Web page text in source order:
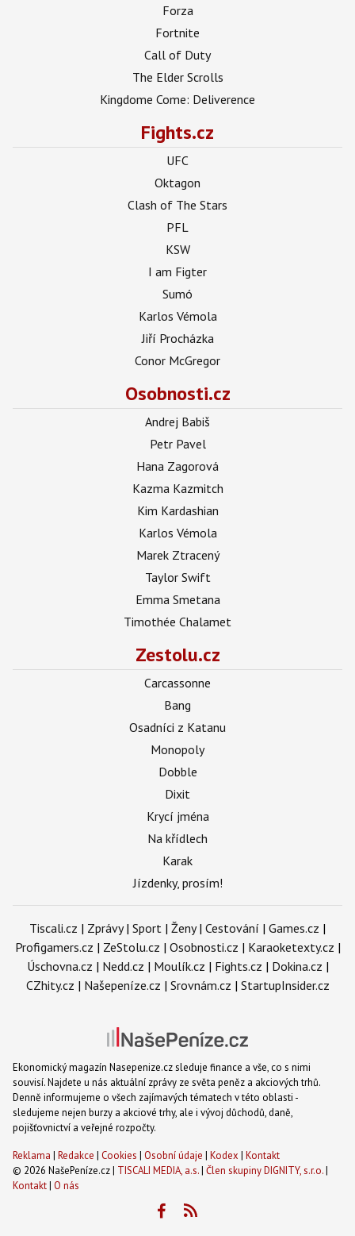
Forza
Fortnite
Call of Duty
The Elder Scrolls
Kingdome Come: Deliverence
Fights.cz
UFC
Oktagon
Clash of The Stars
PFL
KSW
I am Figter
Sumó
Karlos Vémola
Jiří Procházka
Conor McGregor
Osobnosti.cz
Andrej Babiš
Petr Pavel
Hana Zagorová
Kazma Kazmitch
Kim Kardashian
Karlos Vémola
Marek Ztracený
Taylor Swift
Emma Smetana
Timothée Chalamet
Zestolu.cz
Carcassonne
Bang
Osadníci z Katanu
Monopoly
Dobble
Dixit
Krycí jména
Na křídlech
Karak
Jízdenky, prosím!
Tiscali.cz | Zprávy| Sport | Ženy| Cestování | Games.cz |
Profigamers.cz | ZeStolu.cz | Osobnosti.cz | Karaoketexty.cz |
Úschovna.cz | Nedd.cz | Moulík.cz | Fights.cz | Dokina.cz |
CZhity.cz | Našepeníze.cz | Srovnám.cz | StartupInsider.cz
Ekonomický magazín Nasepenize.cz sleduje finance a vše, co s nimi
souvisí. Najdete u nás aktuální zprávy ze světa peněz a akciových trhů.
Denně informujeme o všech zajímavých tématech v této oblasti -
sledujeme nejen burzy a akciové trhy, ale i vývoj důchodů, daně,
pojišťovnictví a veřejné rozpočty.
Reklama | Redakce | Cookies | Osobní údaje | Kodex | Kontakt
© 2026 NašePeníze.cz | TISCALI MEDIA, a.s.| Člen skupiny DIGNITY, s.r.o.|
Kontakt| O nás